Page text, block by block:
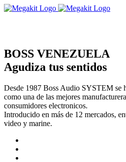
BOSS VENEZUELA
Agudiza tus sentidos
Desde 1987 Boss Audio SYSTEM se
como una de las mejores
consumidores electronicos.
Introducido en más de 12 mercados,
video y marine.